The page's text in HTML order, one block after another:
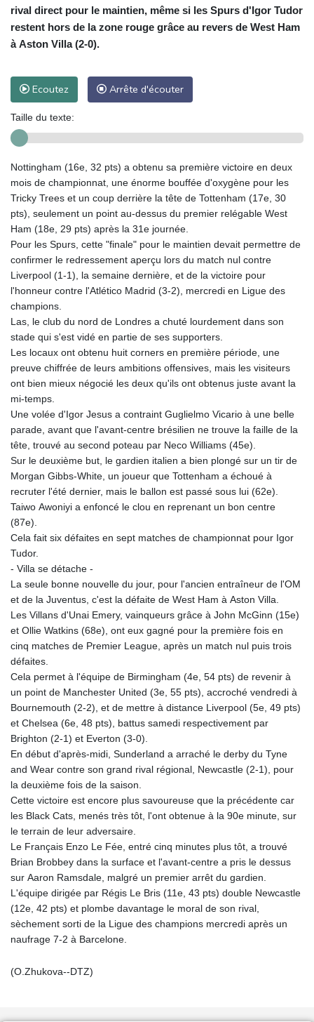
rival direct pour le maintien, même si les Spurs d'Igor Tudor
restent hors de la zone rouge grâce au revers de West Ham
à Aston Villa (2-0).
Ecoutez Arrête d'écouter
Taille du texte:
Nottingham (16e, 32 pts) a obtenu sa première victoire en deux
mois de championnat, une énorme bouffée d'oxygène pour les
Tricky Trees et un coup derrière la tête de Tottenham (17e, 30
pts), seulement un point au-dessus du premier relégable West
Ham (18e, 29 pts) après la 31e journée.
Pour les Spurs, cette "finale" pour le maintien devait permettre de
confirmer le redressement aperçu lors du match nul contre
Liverpool (1-1), la semaine dernière, et de la victoire pour
l'honneur contre l'Atlético Madrid (3-2), mercredi en Ligue des
champions.
Las, le club du nord de Londres a chuté lourdement dans son
stade qui s'est vidé en partie de ses supporters.
Les locaux ont obtenu huit corners en première période, une
preuve chiffrée de leurs ambitions offensives, mais les visiteurs
ont bien mieux négocié les deux qu'ils ont obtenus juste avant la
mi-temps.
Une volée d'Igor Jesus a contraint Guglielmo Vicario à une belle
parade, avant que l'avant-centre brésilien ne trouve la faille de la
tête, trouvé au second poteau par Neco Williams (45e).
Sur le deuxième but, le gardien italien a bien plongé sur un tir de
Morgan Gibbs-White, un joueur que Tottenham a échoué à
recruter l'été dernier, mais le ballon est passé sous lui (62e).
Taiwo Awoniyi a enfoncé le clou en reprenant un bon centre
(87e).
Cela fait six défaites en sept matches de championnat pour Igor
Tudor.
- Villa se détache -
La seule bonne nouvelle du jour, pour l'ancien entraîneur de l'OM
et de la Juventus, c'est la défaite de West Ham à Aston Villa.
Les Villans d'Unai Emery, vainqueurs grâce à John McGinn (15e)
et Ollie Watkins (68e), ont eux gagné pour la première fois en
cinq matches de Premier League, après un match nul puis trois
défaites.
Cela permet à l'équipe de Birmingham (4e, 54 pts) de revenir à
un point de Manchester United (3e, 55 pts), accroché vendredi à
Bournemouth (2-2), et de mettre à distance Liverpool (5e, 49 pts)
et Chelsea (6e, 48 pts), battus samedi respectivement par
Brighton (2-1) et Everton (3-0).
En début d'après-midi, Sunderland a arraché le derby du Tyne
and Wear contre son grand rival régional, Newcastle (2-1), pour
la deuxième fois de la saison.
Cette victoire est encore plus savoureuse que la précédente car
les Black Cats, menés très tôt, l'ont obtenue à la 90e minute, sur
le terrain de leur adversaire.
Le Français Enzo Le Fée, entré cinq minutes plus tôt, a trouvé
Brian Brobbey dans la surface et l'avant-centre a pris le dessus
sur Aaron Ramsdale, malgré un premier arrêt du gardien.
L'équipe dirigée par Régis Le Bris (11e, 43 pts) double Newcastle
(12e, 42 pts) et plombe davantage le moral de son rival,
sèchement sorti de la Ligue des champions mercredi après un
naufrage 7-2 à Barcelone.
(O.Zhukova--DTZ)